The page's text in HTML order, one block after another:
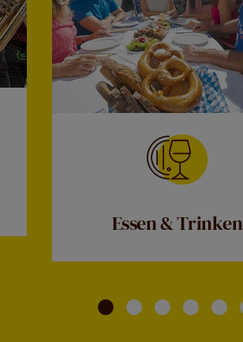
Essen & Trinken